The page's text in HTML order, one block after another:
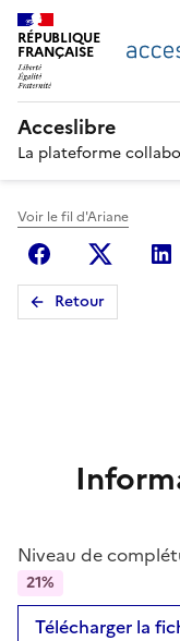
RÉPUBLIQUE
FRANÇAISE
Acceslibre
La plateforme
Voir le fil d'Ariane
FacebookX
Retour
Niveau de
21%
Télécharger la